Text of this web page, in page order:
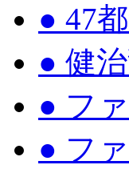
● 47
● 健
● フ
● フ